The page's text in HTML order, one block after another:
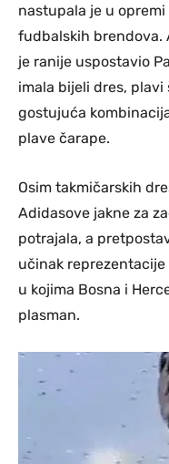
nastupala je u
fudbalskih brendova.
je ranije uspostavio
imala bijeli dres, plavi
gostujuća
plave čarape.
Osim takmičarskih
Adidasove jakne za
potrajala, a
učinak reprezentacije
u kojima Bosna i
plasman.